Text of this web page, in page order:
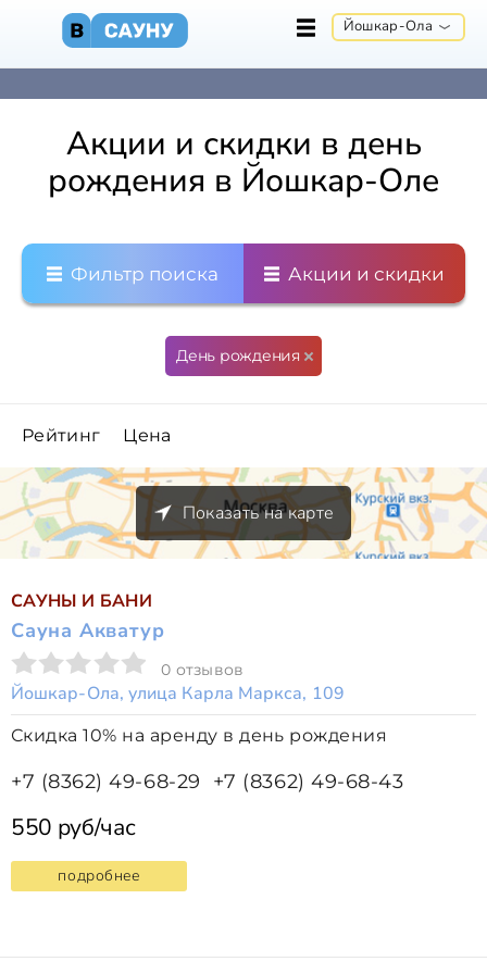
Йошкар-Ола
Акции и скидки в день
рождения в Йошкар-Оле
Фильтр поиска Акции и скидки
День рождения
Рейтинг Цена
Показать на карте
САУНЫ И БАНИ
Сауна Акватур
0 отзывов
Йошкар-Ола, улица Карла Маркса, 109
Скидка 10% на аренду в день рождения
+7 (8362) 49-68-29 +7 (8362) 49-68-43
550 руб/час
подробнее